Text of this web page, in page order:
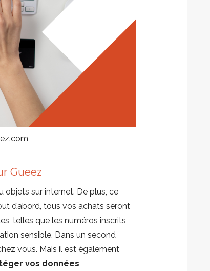
Gueez
objets sur internet. De plus, ce
d’abord, tous vos achats seront
telles que les numéros inscrits
sensible. Dans un second
vous. Mais il est également
vos données